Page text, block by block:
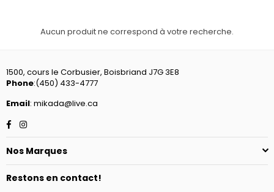
Aucun produit ne correspond à votre recherche.
1500, cours le Corbusier, Boisbriand J7G 3E8
Phone:(450) 433-4777
Email: mikada@live.ca
Facebook
Instagram
Nos Marques
Restons en contact!